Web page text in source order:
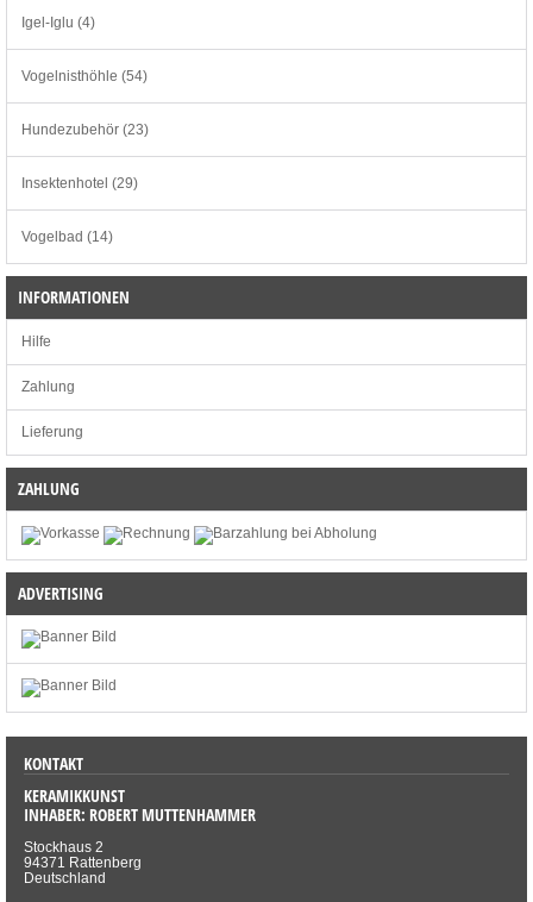
Igel-Iglu (4)
Vogelnisthöhle (54)
Hundezubehör (23)
Insektenhotel (29)
Vogelbad (14)
INFORMATIONEN
Hilfe
Zahlung
Lieferung
ZAHLUNG
ADVERTISING
KONTAKT
KERAMIKKUNST
INHABER: ROBERT MUTTENHAMMER
Stockhaus 2
94371 Rattenberg
Deutschland